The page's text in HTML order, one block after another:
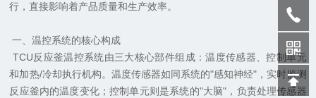
行，直接影响着产品质量和生产效率。
一、温控系统的核心构成
TCU反应釜温控系统由三大核心部件组成：温度传感器、控制单元
和加热/冷却执行机构。温度传感器如同系统的"感知神经"，实时监测
反应釜内的温度变化；控制单元则是系统的"大脑"，负责处理传感器